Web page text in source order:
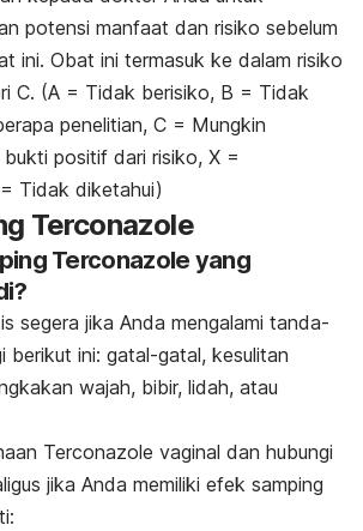
potensi manfaat dan risiko sebelum
ini. Obat ini termasuk ke dalam risiko
C. (A = Tidak berisiko, B = Tidak
penelitian, C = Mungkin
positif dari risiko, X =
Tidak diketahui)
Terconazole
Terconazole yang
segera jika Anda mengalami tanda-
berikut ini: gatal-gatal, kesulitan
wajah, bibir, lidah, atau
Terconazole vaginal dan hubungi
jika Anda memiliki efek samping